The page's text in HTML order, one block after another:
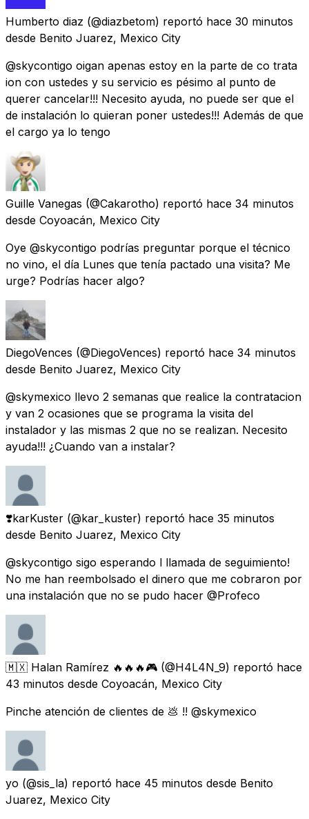
Humberto diaz (@diazbetom) reportó hace 30 minutos
desde Benito Juarez, Mexico City
@skycontigo oigan apenas estoy en la parte de co trata
ion con ustedes y su servicio es pésimo al punto de
querer cancelar!!! Necesito ayuda, no puede ser que el
de instalación lo quieran poner ustedes!!! Además de que
el cargo ya lo tengo
Guille Vanegas (@Cakarotho) reportó hace 34 minutos
desde Coyoacán, Mexico City
Oye @skycontigo podrías preguntar porque el técnico
no vino, el día Lunes que tenía pactado una visita? Me
urge? Podrías hacer algo?
DiegoVences (@DiegoVences) reportó hace 34 minutos
desde Benito Juarez, Mexico City
@skymexico llevo 2 semanas que realice la contratacion
y van 2 ocasiones que se programa la visita del
instalador y las mismas 2 que no se realizan. Necesito
ayuda!!! ¿Cuando van a instalar?
❣️karKuster (@kar_kuster) reportó hace 35 minutos
desde Benito Juarez, Mexico City
@skycontigo sigo esperando l llamada de seguimiento!
No me han reembolsado el dinero que me cobraron por
una instalación que no se pudo hacer @Profeco
🇲🇽 Halan Ramírez 🔥🔥🔥🎮 (@H4L4N_9) reportó hace
43 minutos desde Coyoacán, Mexico City
Pinche atención de clientes de 💩 !! @skymexico
yo (@sis_la) reportó hace 45 minutos desde Benito
Juarez, Mexico City